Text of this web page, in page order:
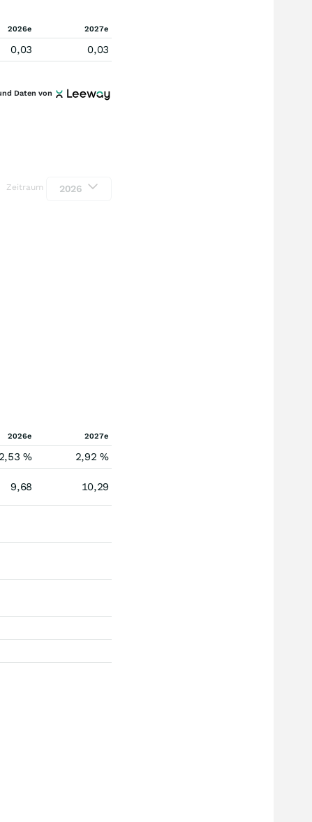
2026e 2027e
0,03 0,03
Daten von
Zeitraum 2026
2026e 2027e
2,53 %
2,92 %
9,68 10,29